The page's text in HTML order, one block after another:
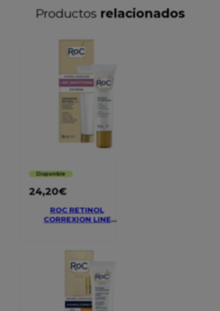
Productos relacionados
Disponible
24,20€
ROC RETINOL
CORREXION LINE